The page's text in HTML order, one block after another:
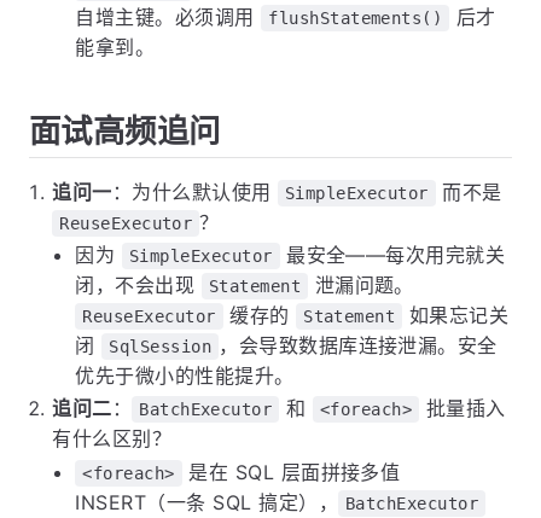
自增主键。必须调用
flushStatements()
后才
能拿到。
面试高频追问
追问一 ：为什么默认使用 SimpleExecutor 而不是
ReuseExecutor ？
因为
SimpleExecutor
最安全——每次用完就关
闭，不会出现
Statement 泄漏问题。
ReuseExecutor 缓存的 Statement
如果忘记关
闭
SqlSession ，会导致数据库连接泄漏。安全
优先于微小的性能提升。
追问二 ： BatchExecutor 和 <foreach>
批量插入
有什么区别？
<foreach>
是在 SQL 层面拼接多值
INSERT（一条 SQL 搞定），
BatchExecutor